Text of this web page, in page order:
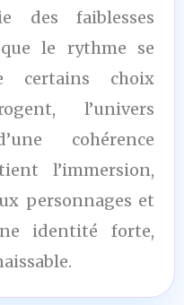
des faiblesses
le rythme se
certains choix
l’univers
cohérence
l’immersion,
personnages et
identité forte,